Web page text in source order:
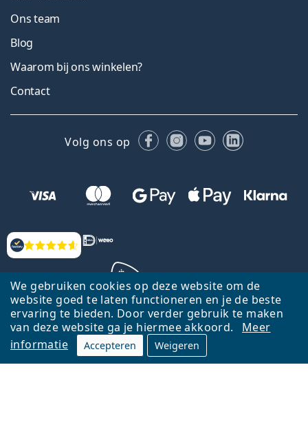
We gebruiken cookies op deze website om de
website goed te laten functioneren en je de beste
ervaring te bieden. Door verder gebruik te maken
van deze website ga je hiermee akkoord.
Meer
informatie
Accepteren Weigeren
Beoordelingen
Ons team
Blog
Waarom bij ons winkelen?
Contact
Volg ons op FacebookInstagram
YouTubeLinkedIn
Terug naar de homepagina
Ga omhoog
Lentiamo.nl is eigendom van en wordt beheerd door Lentiamo s.r.o.,
Tsjechië
Hier al 18 jaar voor jou.